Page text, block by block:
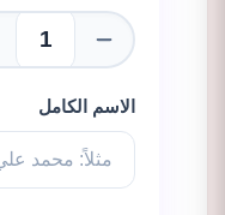
الاسم الكامل